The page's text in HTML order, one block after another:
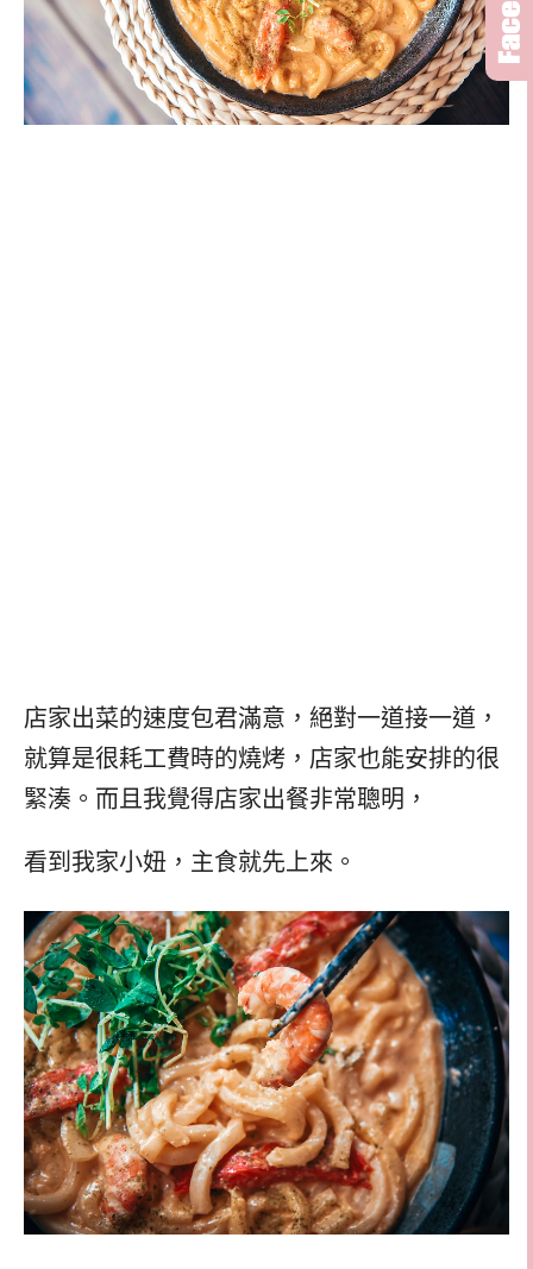
店家出菜的速度包君滿意，絕對一道接一道，
就算是很耗工費時的燒烤，店家也能安排的很
緊湊。而且我覺得店家出餐非常聰明，
看到我家小妞，主食就先上來。